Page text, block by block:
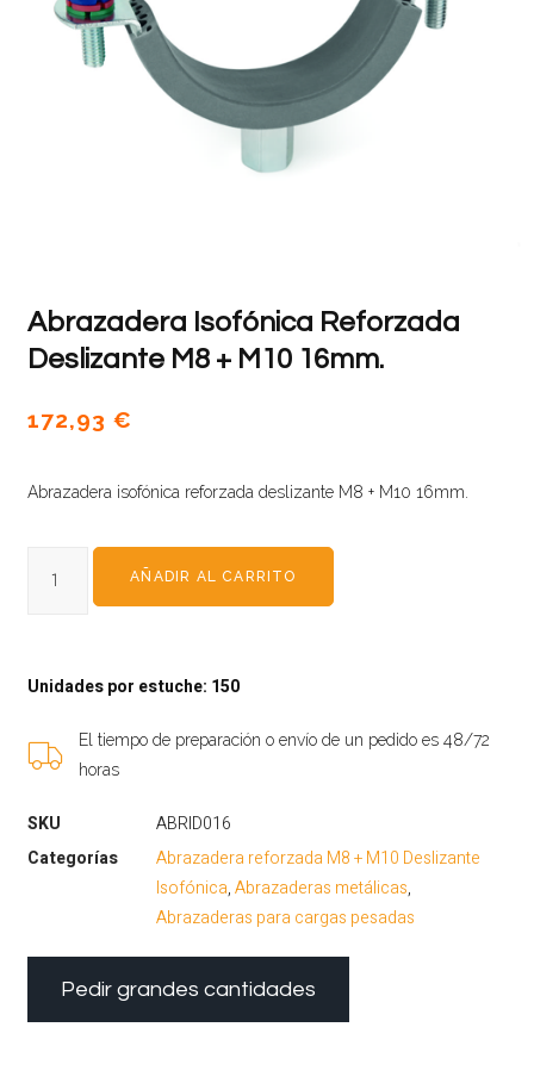
Abrazadera Isofónica Reforzada
Deslizante M8 + M10 16mm.
172,93€
Abrazadera isofónica reforzada deslizante M8 + M10 16mm.
AÑADIR AL CARRITO
Unidades por estuche: 150
El tiempo de preparación o envío de un pedido es 48/72
horas
SKU
ABRID016
Categorías
Abrazadera reforzada M8 + M10 Deslizante
Isofónica,Abrazaderas metálicas,
Abrazaderas para cargas pesadas
Pedir grandes cantidades